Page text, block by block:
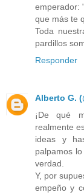
emperador:
que más te
Toda
pardillos
Responder
Alberto G.
¡De qué
realmente
ideas y
palpamos
verdad.
Y, por
empeño y